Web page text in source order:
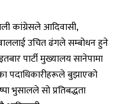
कांग्रेसले आदिवासी,
उचित ढंगले सम्बोधन हुने
पार्टी मुख्यालय सानेपामा
पदाधिकारीहरूले बुझाएको
भुसालले सो प्रतिबद्धता